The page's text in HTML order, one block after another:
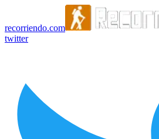
recorriendo.com
twitter